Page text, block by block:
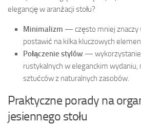
elegancję w aranżacji stołu?
Minimalizm — często mniej znaczy
postawić na kilka kluczowych
Połączenie stylów —
rustykalnych w eleganckim wydaniu,
sztućców z naturalnych zasobów.
Praktyczne porady na
jesiennego stołu